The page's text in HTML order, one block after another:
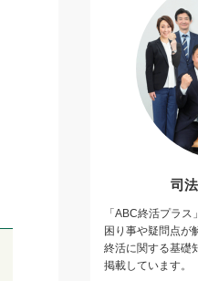
司
「ABC終活プラ
困り事や疑問点が
終活に関する基礎
掲載しています。